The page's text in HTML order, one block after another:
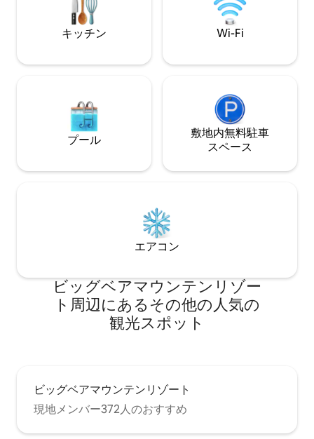
ナーとアメリカの建築家によって改装さ
機、食器洗い機、ガスコンロ、電子レン
ンチプレス、電気ケトル、トースター、
薪ストーブ、薪、消火器、Amazon Fire
TV、Amazon Echo、クイーンサイズのソ
ファベッド、追加の毛布とリネン、ロッ
キングチェア、アイススクレーパー、
ド、羽毛布団、追加の枕と毛布を収納で
便座、加熱式タオルラック（マスタ
ー）、ヘアドライヤー、シャンプー、コ
ンディショナー、ボディウォッシュ付き
シャワー。 予備のタオルと救急箱（ゲス
リルを備えた囲みのパティオ、バーカー
トとクーラー、パティオ用ダイニングテ
ーブルと椅子、パティオ用パラソル、
Arlo Constant Active Monitoring、マス
ターボールトキー保護、灰皿、物置、ゴ
り、スノーサミットとビレッジはもう少
し先にあります。 地元の人気スポット、
コミュニティマーケットからわずか2ブロ
ックです。 アクティビティには、スキ
アップ/ダウン）
EV充電器へのア
坦で駐車しやすい
キッチン Wi-Fi
プール
敷地内無料駐⁠車
ス⁠ペ⁠ー⁠ス
エアコン
ビッグベアマウンテンリゾー
ト⁠周⁠辺⁠に⁠あ⁠るそ⁠の⁠他⁠の人⁠気⁠の
観⁠光⁠ス⁠ポ⁠ッ⁠ト
ビッグベアマウンテンリゾート
現地メンバー372人のおすすめ